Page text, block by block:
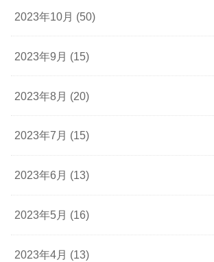
2023年10月 (50)
2023年9月 (15)
2023年8月 (20)
2023年7月 (15)
2023年6月 (13)
2023年5月 (16)
2023年4月 (13)